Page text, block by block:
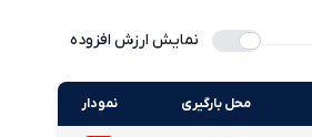
نمایش ارزش افزوده
محل بارگیری نمودار